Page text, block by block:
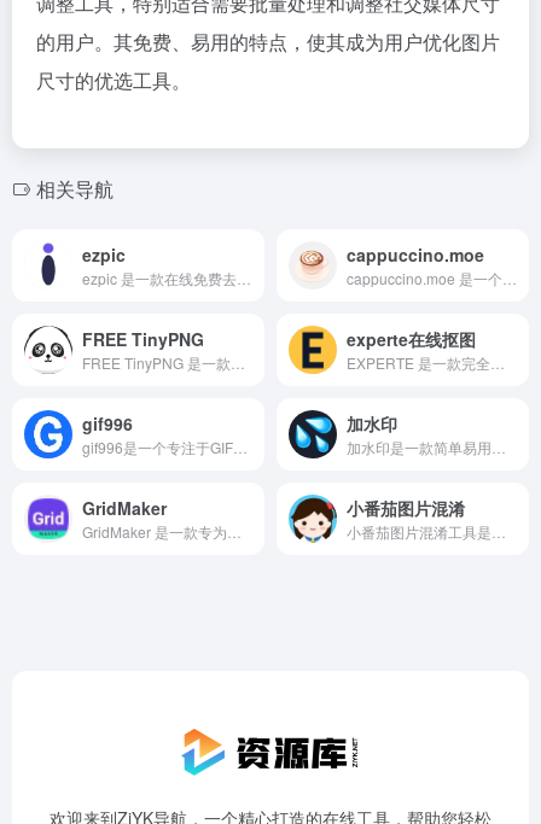
的用户。其免费、易用的特点，使其成为用户优化图片
尺寸的优选工具。
相关导航
ezpic cappuccino.moe
FREE TinyPNG experte在线抠图
gif996 加水印
GridMaker 小番茄图片混淆
欢迎来到ZiYK导航，一个精心打造的在线工具，帮助您轻松